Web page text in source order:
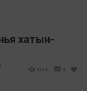
хатын-
-
3556 0 2